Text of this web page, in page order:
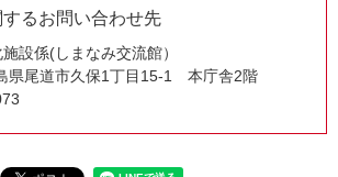
るお問い合わせ先
設係(しまなみ交流館）
県尾道市久保1丁目15-1 本庁舎2階